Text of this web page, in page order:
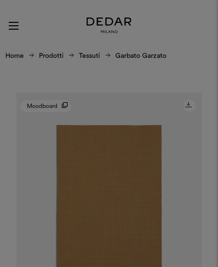
Home Prodotti Tessuti Garbato Garzato
Moodboard